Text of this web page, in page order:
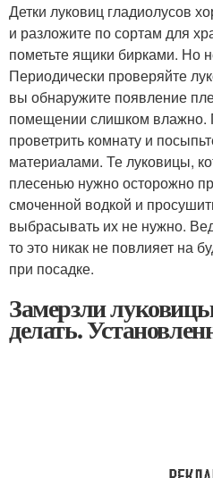
Детки луковиц гладиолусов
и разложите по сортам для
пометьте ящики бирками. Но
Периодически проверяйте
вы обнаружите появление
помещении слишком влажно.
проветрить комнату и
материалами. Те луковицы,
плесенью нужно осторожно
смоченной водкой и
выбрасывать их не нужно.
то это никак не повлияет на
при посадке.
Замерзли
делать.